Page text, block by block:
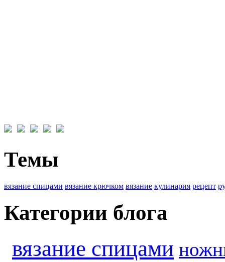
Темы
вязание спицами вязание крючком вязание кулинария рецепт
Категории блога
вязание спицами